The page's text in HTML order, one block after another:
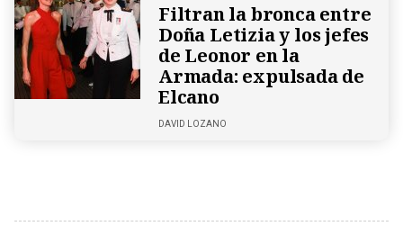
Filtran la bronca entre
Doña Letizia y los jefes
de Leonor en la
Armada: expulsada de
Elcano
DAVID LOZANO